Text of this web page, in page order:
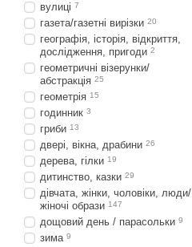
вулиці 7
газета/газетні вирізки 20
географія, історія, відкриття,
дослідження, пригоди 2
геометричні візерунки/
абстракція 25
геометрія 15
годинник 3
гриби 13
двері, вікна, драбини 26
дерева, гілки 19
дитинство, казки 29
дівчата, жінки, чоловіки, люди/
жіночі образи 147
дощовий день / парасольки 9
зима 9